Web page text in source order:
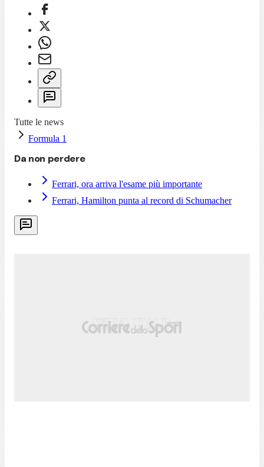
Tutte le news
Formula 1
Da non perdere
Ferrari, ora arriva l'esame più importante
Ferrari, Hamilton punta al record di Schumacher